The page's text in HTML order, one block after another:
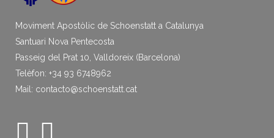
Moviment Apostòlic de Schoenstatt a Catalunya
Santuari Nova Pentecosta
Passeig del Prat 10, Valldoreix (Barcelona)
Telèfon: +34 93 6748962
Mail: contacto@schoenstatt.cat